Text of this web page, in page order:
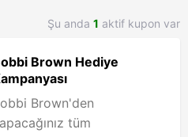
Şu anda 1 aktif kupon var
Brown Hediye
Brown'den
tüm